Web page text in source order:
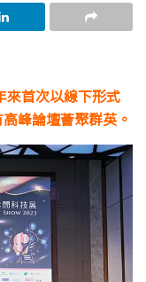
來首次以線下形式
峰論壇薈聚群英。